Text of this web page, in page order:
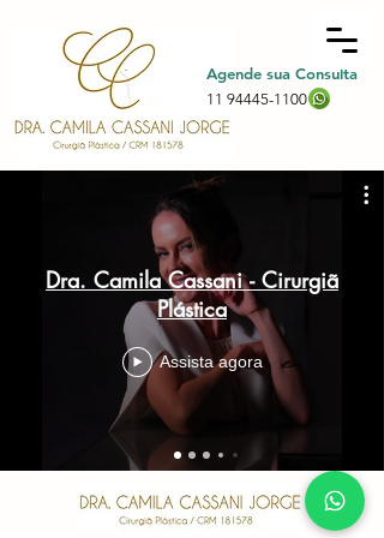
Agende sua Consulta
11 94445-1100
Dra. Camila Cassani - Cirurgiã
Plástica
Assista agora